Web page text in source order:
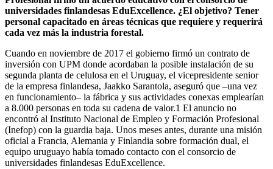
universidades finlandesas EduExcellence. ¿El objetivo? Tener
personal capacitado en áreas técnicas que requiere y requerirá
cada vez más la industria forestal.
Cuando en noviembre de 2017 el gobierno firmó un contrato de
inversión con UPM donde acordaban la posible instalación de su
segunda planta de celulosa en el Uruguay, el vicepresidente senior
de la empresa finlandesa, Jaakko Sarantola, aseguró que –una vez
en funcionamiento– la fábrica y sus actividades conexas emplearían
a 8.000 personas en toda su cadena de valor.1 El anuncio no
encontró al Instituto Nacional de Empleo y Formación Profesional
(Inefop) con la guardia baja. Unos meses antes, durante una misión
oficial a Francia, Alemania y Finlandia sobre formación dual, el
equipo uruguayo había tomado contacto con el consorcio de
universidades finlandesas EduExcellence.